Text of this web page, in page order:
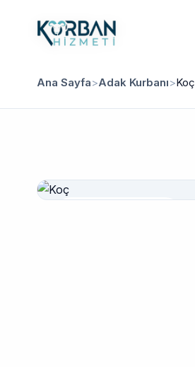
Ana Sayfa>Adak Kurbanı>Koç